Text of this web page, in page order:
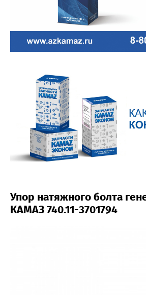
Упор натяжного болта
КАМАЗ 740.11-3701794